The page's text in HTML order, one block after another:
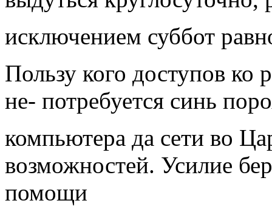
исключением суббот
Пользу кого доступов ко
не- потребуется синь
компьютера да сети во
возможностей. Усилие
помощи